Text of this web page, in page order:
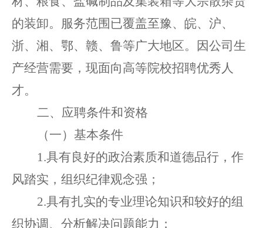
的装卸。服务范围已覆盖至豫、皖、沪、
浙、湘、鄂、赣、鲁等广大地区。因公司生
产经营需要，现面向高等院校招聘优秀人
才。
二、应聘条件和资格
（一） 基本条件
1.具有良好的政治素质和道德品行，作
风踏实，组织纪律观念强；
2.具有扎实的专业理论知识和较好的组
织协调 、 分析解决问题能力；